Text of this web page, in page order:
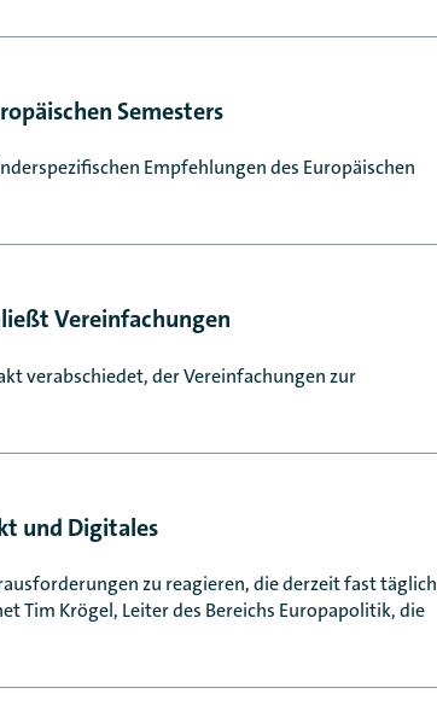
Semesters
Empfehlungen des Europäischen
Vereinfachungen
verabschiedet, der Vereinfachungen zur
und Digitales
zu reagieren, die derzeit fast täglich
Tim Krögel, Leiter des Bereichs Europapolitik, die